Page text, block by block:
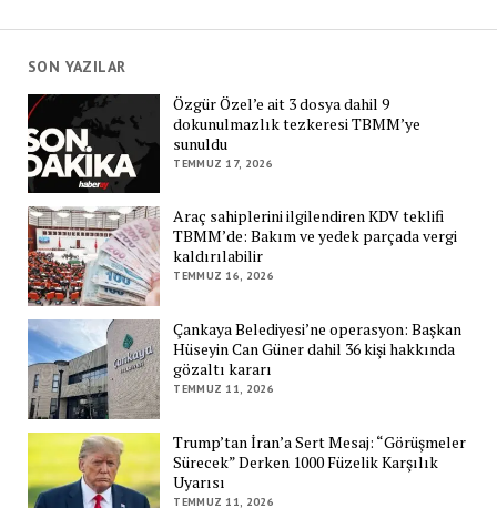
SON YAZILAR
Özgür Özel’e ait 3 dosya dahil 9
dokunulmazlık tezkeresi TBMM’ye
sunuldu
TEMMUZ 17, 2026
Araç sahiplerini ilgilendiren KDV teklifi
TBMM’de: Bakım ve yedek parçada vergi
kaldırılabilir
TEMMUZ 16, 2026
Çankaya Belediyesi’ne operasyon: Başkan
Hüseyin Can Güner dahil 36 kişi hakkında
gözaltı kararı
TEMMUZ 11, 2026
Trump’tan İran’a Sert Mesaj: “Görüşmeler
Sürecek” Derken 1000 Füzelik Karşılık
Uyarısı
TEMMUZ 11, 2026